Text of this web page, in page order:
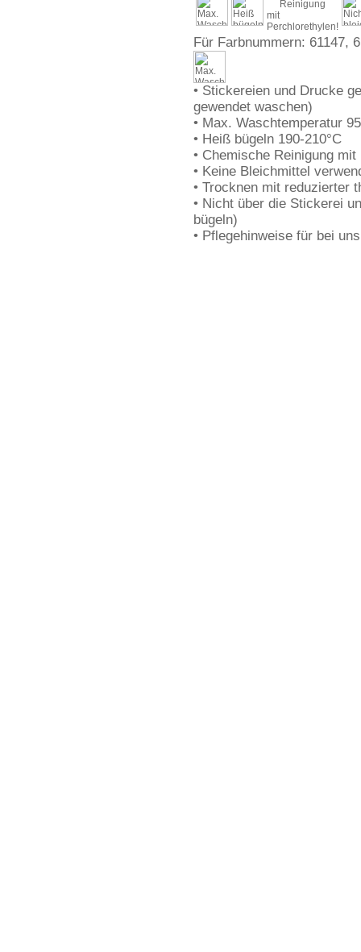
Für Farbnummern: 61147,
• Stickereien und Drucke
gewendet waschen)
• Max. Waschtemperatur
• Heiß bügeln 190-210°C
• Chemische Reinigung
• Keine Bleichmittel
• Trocknen mit reduzierter
• Nicht über die Stickerei
bügeln)
• Pflegehinweise für bei